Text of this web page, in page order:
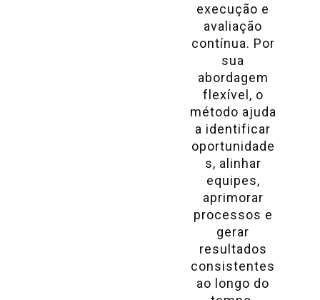
execução e
avaliação
contínua. Por
sua
abordagem
flexível, o
método ajuda
a identificar
oportunidade
s, alinhar
equipes,
aprimorar
processos e
gerar
resultados
consistentes
ao longo do